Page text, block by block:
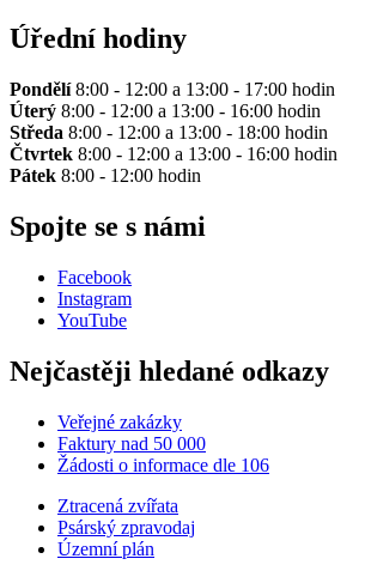
Úřední hodiny
Pondělí8:00 - 12:00 a 13:00 - 17:00 hodin
Úterý 8:00 - 12:00 a 13:00 - 16:00 hodin
Středa 8:00 - 12:00 a 13:00 - 18:00 hodin
Čtvrtek 8:00 - 12:00 a 13:00 - 16:00 hodin
Pátek 8:00 - 12:00 hodin
Spojte se s námi
Facebook
Instagram
YouTube
Nejčastěji hledané odkazy
Veřejné zakázky
Faktury nad 50 000
Žádosti o informace dle 106
Ztracená zvířata
Psárský zpravodaj
Územní plán